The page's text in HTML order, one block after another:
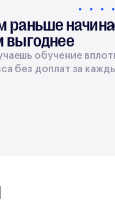
раньше
выгоднее
обучение
без доплат за